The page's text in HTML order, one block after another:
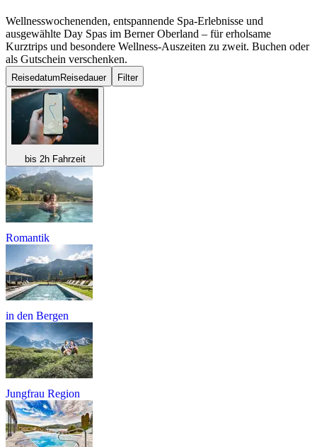
Wellnesswochenenden, entspannende Spa-Erlebnisse und
ausgewählte Day Spas im Berner Oberland – für erholsame
Kurztrips und besondere Wellness-Auszeiten zu zweit. Buchen oder
als Gutschein verschenken.
Reisedatum Reisedauer Filter
bis 2h Fahrzeit
Romantik
in den Bergen
Jungfrau Region